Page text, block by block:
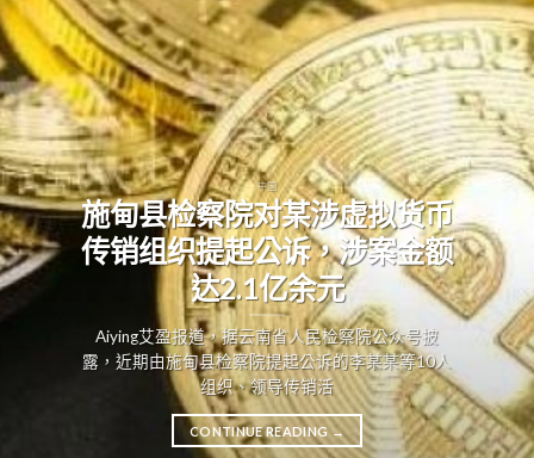
中国
施甸县检察院对某涉虚拟货币
传销组织提起公诉，涉案金额
达2.1亿余元
Aiying艾盈报道，据云南省人民检察院公众号披
露，近期由施甸县检察院提起公诉的李某某等10人
组织、领导传销活
CONTINUE READING→